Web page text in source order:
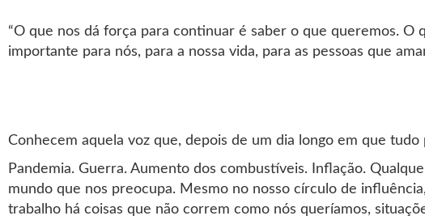
“O que nos dá força para continuar é saber o que queremos.
importante para nós, para a nossa vida, para as pessoas que
Conhecem aquela voz que, depois de um dia longo em que
Pandemia. Guerra. Aumento dos combustíveis. Inflação.
mundo que nos preocupa. Mesmo no nosso círculo de
trabalho há coisas que não correm como nós queríamos,